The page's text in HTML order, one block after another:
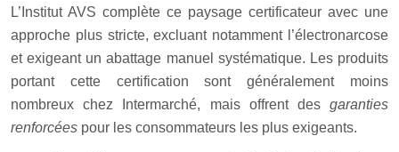
L’Institut AVS complète ce paysage certificateur avec une
approche plus stricte, excluant notamment l’électronarcose
et exigeant un abattage manuel systématique. Les produits
portant cette certification sont généralement moins
nombreux chez Intermarché, mais offrent des garanties
renforcées pour les consommateurs les plus exigeants.